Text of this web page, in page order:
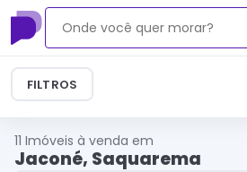
FILTROS
11 Imóveis à venda em
Jaconé, Saquarema